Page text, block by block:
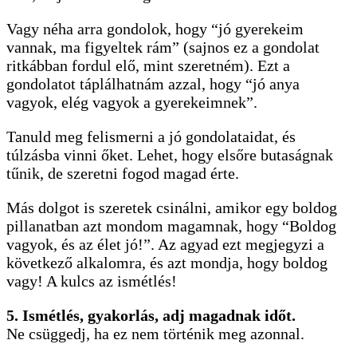
Vagy néha arra gondolok, hogy “jó gyerekeim
vannak, ma figyeltek rám” (sajnos ez a gondolat
ritkábban fordul elő, mint szeretném). Ezt a
gondolatot táplálhatnám azzal, hogy “jó anya
vagyok, elég vagyok a gyerekeimnek”.
Tanuld meg felismerni a jó gondolataidat, és
túlzásba vinni őket. Lehet, hogy elsőre butaságnak
tűnik, de szeretni fogod magad érte.
Más dolgot is szeretek csinálni, amikor egy boldog
pillanatban azt mondom magamnak, hogy “Boldog
vagyok, és az élet jó!”. Az agyad ezt megjegyzi a
következő alkalomra, és azt mondja, hogy boldog
vagy! A kulcs az ismétlés!
5. Ismétlés, gyakorlás, adj magadnak időt.
Ne csüggedj, ha ez nem történik meg azonnal.